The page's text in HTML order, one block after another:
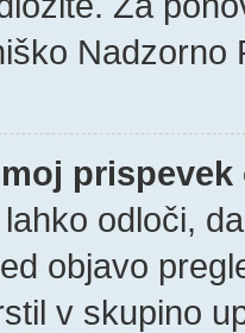
Nadzorno
odloči,
objavo
v skupino